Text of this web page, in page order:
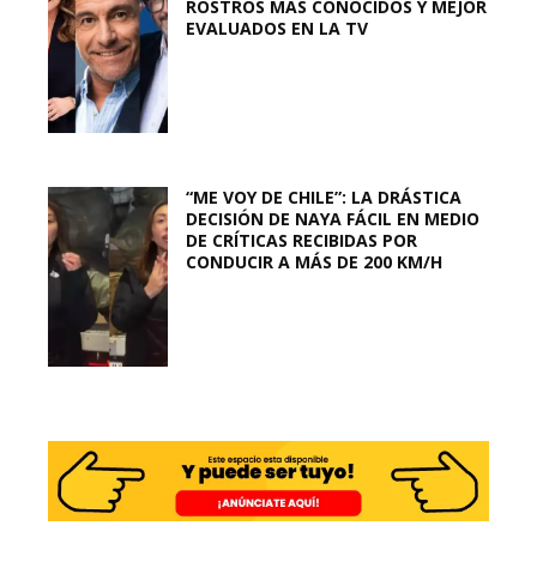
ROSTROS MÁS CONOCIDOS Y MEJOR
EVALUADOS EN LA TV
“ME VOY DE CHILE”: LA DRÁSTICA
DECISIÓN DE NAYA FÁCIL EN MEDIO
DE CRÍTICAS RECIBIDAS POR
CONDUCIR A MÁS DE 200 KM/H